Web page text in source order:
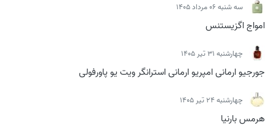
سه شنبه 06 مرداد 1405
امواج اگزیستنس
چهارشنبه 31 تیر 1405
جورجیو ارمانی امپریو ارمانی استرانگر ویت یو پاورفولی
چهارشنبه 24 تیر 1405
هرمس بارنیا